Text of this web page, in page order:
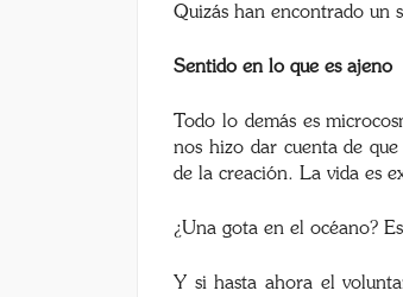
Quizás han encontrado un
Sentido en lo que es ajeno
Todo lo demás es
nos hizo dar cuenta de
de la creación. La vida es
¿Una gota en el océano?
Y si hasta ahora el